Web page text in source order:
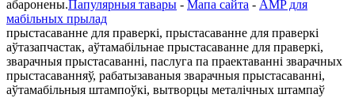
абаронены.Папулярныя тавары - Мапа сайта - AMP для
мабільных прылад
прыстасаванне для праверкі, прыстасаванне для праверкі
аўтазапчастак, аўтамабільнае прыстасаванне для праверкі,
зварачныя прыстасаванні, паслуга па праектаванні зварачных
прыстасаванняў, рабатызаваныя зварачныя прыстасаванні,
аўтамабільныя штампоўкі, вытворцы металічных штампаў